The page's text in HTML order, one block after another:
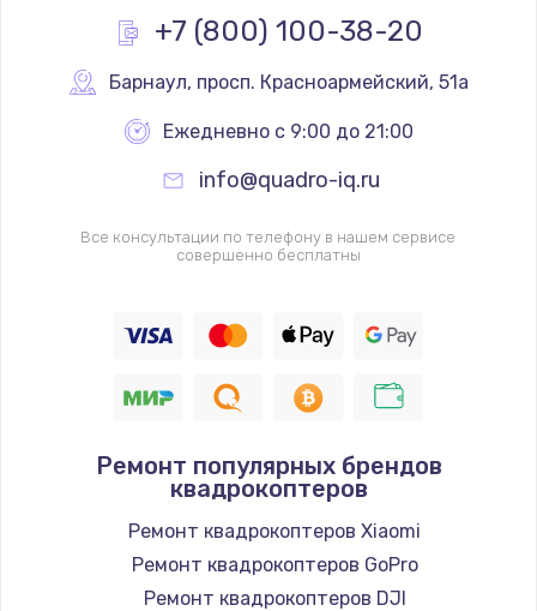
+7 (800) 100-38-20
Барнаул, просп. Красноармейский, 51а
Ежедневно с 9:00 до 21:00
info@quadro-iq.ru
Все консультации по телефону в нашем сервисе
совершенно бесплатны
Ремонт популярных брендов
квадрокоптеров
Ремонт квадрокоптеров Xiaomi
Ремонт квадрокоптеров GoPro
Ремонт квадрокоптеров DJI